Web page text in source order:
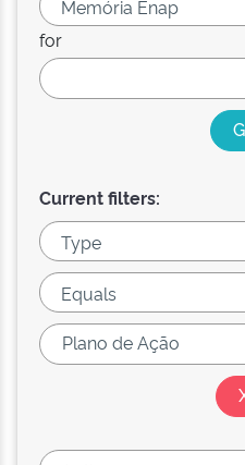
for
Current filters: